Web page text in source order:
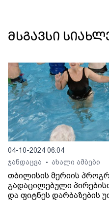
მსგავსი
04-10-2024 06:04
ჯანდაცვა
• ახალი ამბები
თბილისის მერიის
გადაცილებული
და ფიტნეს დარბაზების